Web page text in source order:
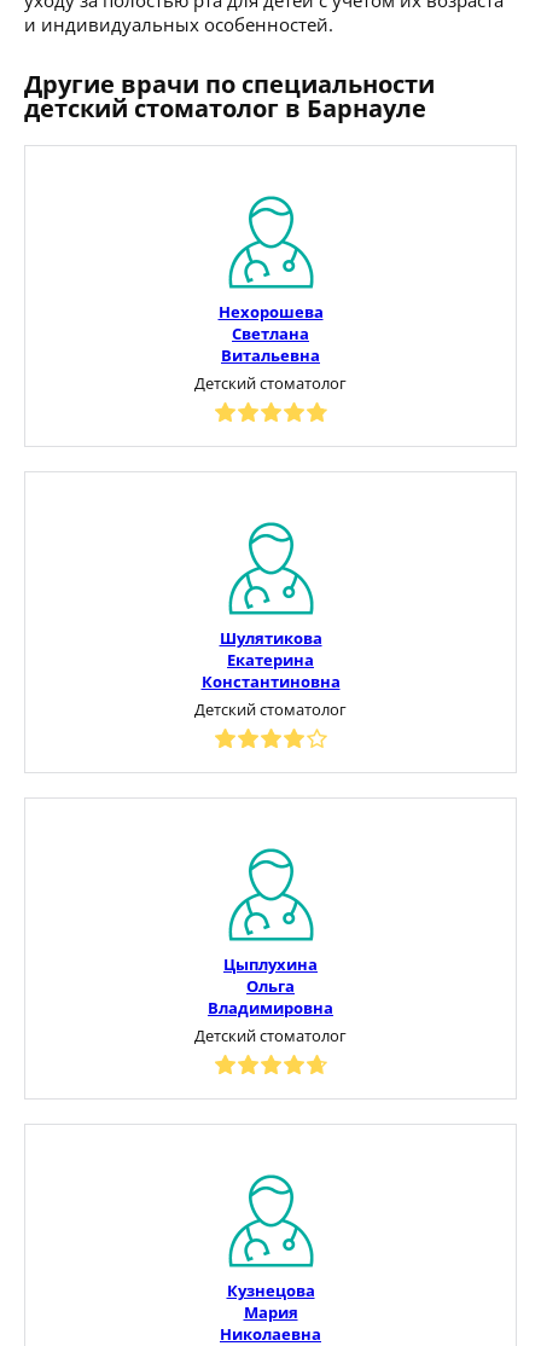
и индивидуальных особенностей.
Другие врачи по специальности
детский стоматолог в Барнауле
Нехорошева
Светлана
Витальевна
Детский стоматолог
Шулятикова
Екатерина
Константиновна
Детский стоматолог
Цыплухина
Ольга
Владимировна
Детский стоматолог
Кузнецова
Мария
Николаевна